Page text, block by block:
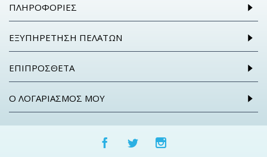
ΠΛΗΡΟΦΟΡΊΕΣ
ΕΞΥΠΗΡΈΤΗΣΗ ΠΕΛΑΤΏΝ
ΕΠΙΠΡΌΣΘΕΤΑ
Ο ΛΟΓΑΡΙΑΣΜΌΣ ΜΟΥ